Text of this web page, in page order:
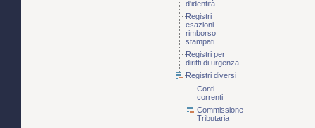
d'identità
Registri
esazioni
rimborso
stampati
Registri per
diritti di urgenza
Registri diversi
Conti
correnti
Commissione
Tributaria